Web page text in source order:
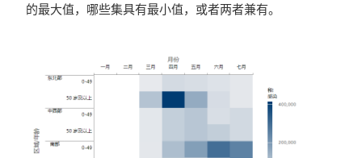
的最大值，哪些集具有最小值，或者两者兼有。